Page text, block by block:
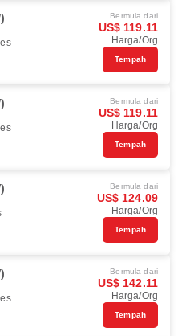
Bermula dari
US$ 119.11
Harga/Org
Tempah
Bermula dari
US$ 119.11
Harga/Org
Tempah
Bermula dari
US$ 124.09
Harga/Org
Tempah
Bermula dari
US$ 142.11
Harga/Org
Tempah